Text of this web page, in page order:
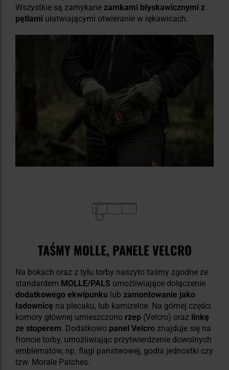
Wszystkie są zamykane zamkami błyskawicznymi z
pętlami ułatwiającymi otwieranie w rękawicach.
TAŚMY MOLLE, PANELE VELCRO
Na bokach oraz z tyłu torby naszyto taśmy zgodne ze
standardem MOLLE/PALS umożliwiające dołączenie
dodatkowego ekwipunku lub zamontowanie jako
ładownicę na plecaku, lub kamizelce. Na górnej części
komory głównej umieszczono rzep (Velcro) oraz linkę
ze stoperem. Dodatkowo panel Velcro znajduje się na
froncie torby, umożliwiając przytwierdzenie dowolnych
emblematów, np. flagi państwowej, godła jednostki czy
tzw. Morale Patches.